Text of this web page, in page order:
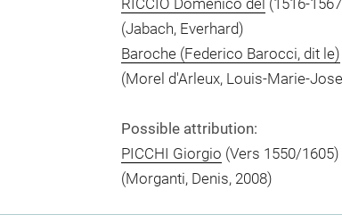
(Jabach, Everhard)
Baroche (Federico Barocci, dit le)
(Morel d'Arleux, Louis-Marie-
Possible attribution:
PICCHI Giorgio (Vers 1550/1605)
(Morganti, Denis, 2008)